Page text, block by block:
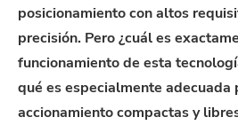
posicionamiento con altos
precisión. Pero¿cuál es
funcionamiento de esta
qué es especialmente adecuada
accionamiento compactas y